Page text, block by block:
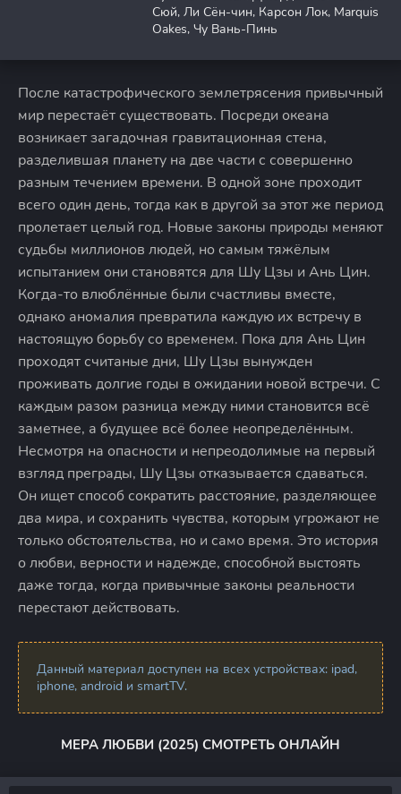
Сюй, Ли Сён-чин, Карсон Лок, Marquis
Oakes, Чу Вань-Пинь
После катастрофического землетрясения привычный
мир перестаёт существовать. Посреди океана
возникает загадочная гравитационная стена,
разделившая планету на две части с совершенно
разным течением времени. В одной зоне проходит
всего один день, тогда как в другой за этот же период
пролетает целый год. Новые законы природы меняют
судьбы миллионов людей, но самым тяжёлым
испытанием они становятся для Шу Цзы и Ань Цин.
Когда-то влюблённые были счастливы вместе,
однако аномалия превратила каждую их встречу в
настоящую борьбу со временем. Пока для Ань Цин
проходят считаные дни, Шу Цзы вынужден
проживать долгие годы в ожидании новой встречи. С
каждым разом разница между ними становится всё
заметнее, а будущее всё более неопределённым.
Несмотря на опасности и непреодолимые на первый
взгляд преграды, Шу Цзы отказывается сдаваться.
Он ищет способ сократить расстояние, разделяющее
два мира, и сохранить чувства, которым угрожают не
только обстоятельства, но и само время. Это история
о любви, верности и надежде, способной выстоять
даже тогда, когда привычные законы реальности
перестают действовать.
Данный материал доступен на всех устройствах: ipad,
iphone, android и smartTV.
МЕРА ЛЮБВИ (2025) СМОТРЕТЬ ОНЛАЙН